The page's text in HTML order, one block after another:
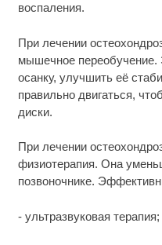
воспаления.
При лечении
мышечное переобучение.
осанку, улучшить её
правильно двигаться,
диски.
При лечении
физиотерапия. Она
позвоночнике.
- ультразвуковая терапия;